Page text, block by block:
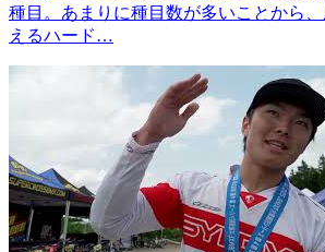
種目。あまりに種目数が多いことから
えるハード…